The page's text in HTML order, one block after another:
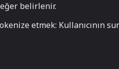
belirlenir.
etmek: Kullanıcının